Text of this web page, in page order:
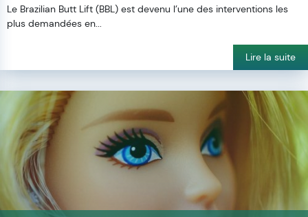
Le Brazilian Butt Lift (BBL) est devenu l’une des interventions les
plus demandées en...
Lire la suite